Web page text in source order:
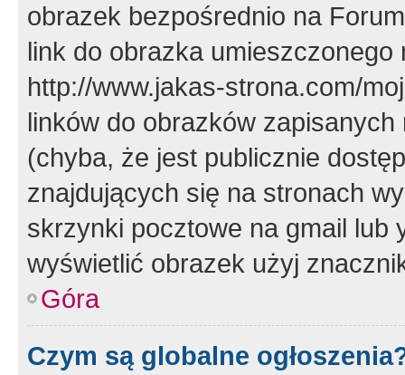
obrazek bezpośrednio na
link do obrazka
http://www.jakas-strona.com/
linków do obrazków
(chyba, że jest publicznie
znajdujących się na stronach
skrzynki pocztowe na gmail lub
wyświetlić obrazek użyj
Góra
Czym są globalne